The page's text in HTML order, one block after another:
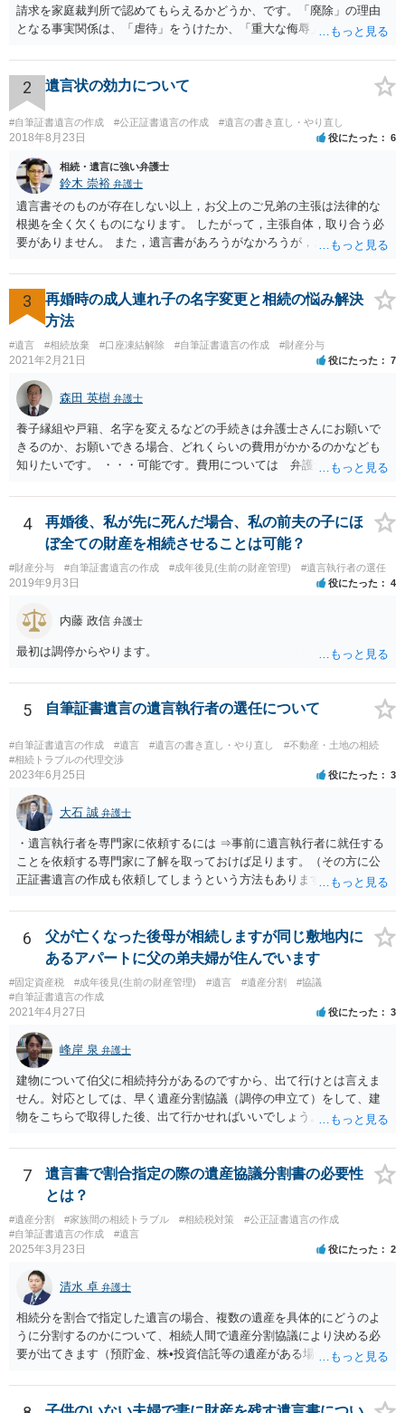
請求を家庭裁判所で認めてもらえるかどうか、です。「廃除」の理由
となる事実関係は、「虐待」をうけたか、「重大な侮辱」を受けた
「廃除」は遺言でも可能です（民法８９３条）。 弁護士に具体的な事
情を話して相談して、「廃除」が可能か、実際に法律相談を受けるこ
とをお勧めします。
2 遺言状の効力について
#自筆証書遺言の作成 #公正証書遺言の作成 #遺言の書き直し・やり直し
2018年8月23日 役にたった 6
相続・遺言に強い弁護士
鈴木 崇裕 弁護士
遺言書そのものが存在しない以上，お父上のご兄弟の主張は法律的な
根拠を全く欠くものになります。 したがって，主張自体，取り合う必
要がありません。 また，遺言書があろうがなかろうが，お父上のご兄
ご回答にもありますが， 代理人弁護士をたてて，その弁護士から相手
方に対して， ・相続に関する主張は法的根拠がなく，一切応じないこ
と ・今後一切の連絡をしてこないでほしいこと ・連絡を継続してくる
書面を発送してもらうことがよろしいように思います。
3
再婚時の成人連れ子の名字変更と相続の悩み解決
方法
#遺言 #相続放棄 #口座凍結解除 #自筆証書遺言の作成 #財産分与
2021年2月21日 役にたった 7
森田 英樹 弁護士
養子縁組や戸籍、名字を変えるなどの手続きは弁護士さんにお願いで
きるのか、お願いできる場合、どれくらいの費用がかかるのかなども
知りたいです。 ・・・可能です。費用については 弁護士と直接面談
ています。 やはり、成人した子のことまでごちゃごちゃ考えず、自分
の事だけ考えるべきなのでしょうか ・・・お子さんの事をまで含め良
い解決案があればお悩みになるのは当然と言えば当然のことです。 彼
と親子関係を結びたいと思っているが、名字は変えたくない・・・養
子縁組の必要があり 氏も変更することになります。 しかし 彼は成人
しているとは言え、自分の子と私の連れ子、全て平等にしたいと希
望。もちろん私もそうできればと思います。 ・・・婚姻前の契約 あ
るいは 遺言書などで その意思を実現する方法はあります。 弁護
士に相談してみてください。
4
再婚後、私が先に死んだ場合、私の前夫の子にほ
ぼ全ての財産を相続させることは可能？
#財産分与 #自筆証書遺言の作成 #成年後見(生前の財産管理) #遺言執行者の選任
2019年9月3日 役にたった 4
内藤 政信 弁護士
最初は調停からやります。
5 自筆証書遺言の遺言執行者の選任について
#自筆証書遺言の作成 #遺言 #遺言の書き直し・やり直し
#不動産・土地の相続
#相続トラブルの代理交渉
2023年6月25日 役にたった 3
大石 誠 弁護士
・遺言執行者を専門家に依頼するには ⇒事前に遺言執行者に就任する
ことを依頼する専門家に了解を取っておけば足ります。（その方に公
正証書遺言の作成も依頼してしまうという方法もあります） 事前に了
ません。 遺言執行者に就任し、遺言執行が完了したときの報酬だけ、
弁護士費用としてかかります。 ・亡くなった際に、法務局に預けた自
筆証書遺言の存在を親族がなかったものにされる可能性 ⇒自筆の遺言
書を法務局に保管した場合、死亡後、法務局に遺言書の有無を照会す
ることになりますので、「法務局に預けた自筆証書遺言の存在を親族
がなかったもの」にすることはできません。 存在をなかったものにす
がありえますが、その予防方法は、遺言者と面談してみないと判断が
難しいです。
6
父が亡くなった後母が相続しますが同じ敷地内に
あるアパートに父の弟夫婦が住んでいます
#固定資産税 #成年後見(生前の財産管理) #遺言 #遺産分割
#協議
#自筆証書遺言の作成
2021年4月27日 役にたった 3
峰岸 泉 弁護士
建物について伯父に相続持分があるのですから、出て行けとは言えま
せん。対応としては、早く遺産分割協議（調停の申立て）をして、建
物をこちらで取得した後、出て行かせればいいでしょう。 建物の固定
っていない部分については請求すればいいと思います。 なお、家賃に
ついては、お父様自身が遺産分割手続をしなかったのですから、あき
らめるしかないと思います。
7
遺言書で割合指定の際の遺産協議分割書の必要性
とは？
#遺産分割 #家族間の相続トラブル #相続税対策
#公正証書遺言の作成
#自筆証書遺言の作成
#遺言
2025年3月23日 役にたった 2
清水 卓 弁護士
相続分を割合で指定した遺言の場合、複数の遺産を具体的にどうのよ
うに分割するのかについて、相続人間で遺産分割協議により決める必
要が出てきます（預貯金、株•投資信託等の遺産がある場合に、どの遺
投資信託は他の相続人にというような分け方をするのか等について
は、相続人間で遺産分割協議により決める必要があります）。